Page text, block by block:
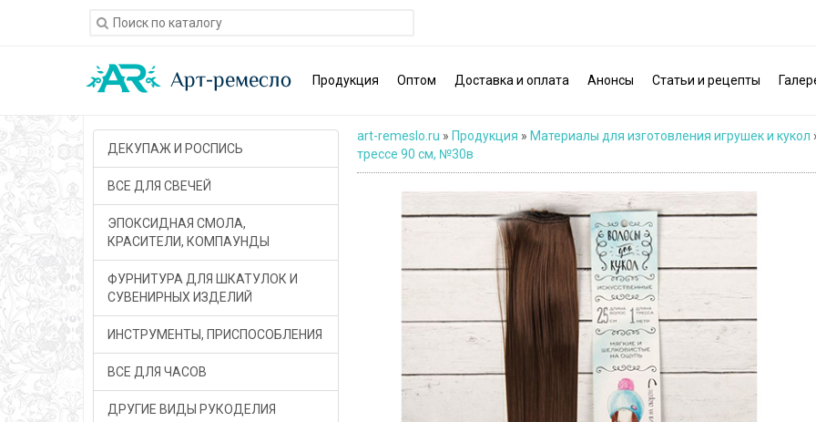
Продукция Оптом Доставка и оплата Анонсы Статьи и рецепты
ДЕКУПАЖ И РОСПИСЬ
ВСЕ ДЛЯ СВЕЧЕЙ
ЭПОКСИДНАЯ СМОЛА,
КРАСИТЕЛИ, КОМПАУНДЫ
ФУРНИТУРА ДЛЯ ШКАТУЛОК И
СУВЕНИРНЫХ ИЗДЕЛИЙ
ИНСТРУМЕНТЫ, ПРИСПОСОБЛЕНИЯ
ВСЕ ДЛЯ ЧАСОВ
ДРУГИЕ ВИДЫ РУКОДЕЛИЯ
art-remeslo.ru » Продукция » Материалы для изготовления игрушек и кукол
трессе 90 см, №30в